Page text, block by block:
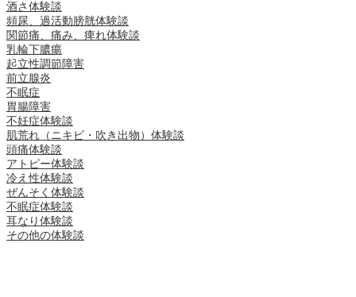
酒さ体験談
頻尿、過活動膀胱体験談
関節痛、痛み、痺れ体験談
乳輪下膿瘍
起立性調節障害
前立腺炎
不眠症
胃腸障害
不妊症体験談
肌荒れ（ニキビ・吹き出物）体験談
頭痛体験談
アトピー体験談
冷え性体験談
ぜんそく体験談
不眠症体験談
耳なり体験談
その他の体験談